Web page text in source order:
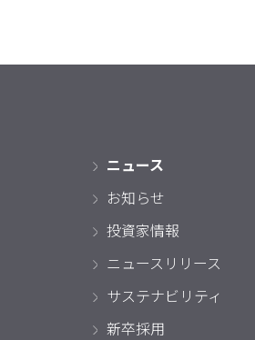
ニュース
お知らせ
投資家情報
ニュースリリース
サステナビリティ
新卒採用